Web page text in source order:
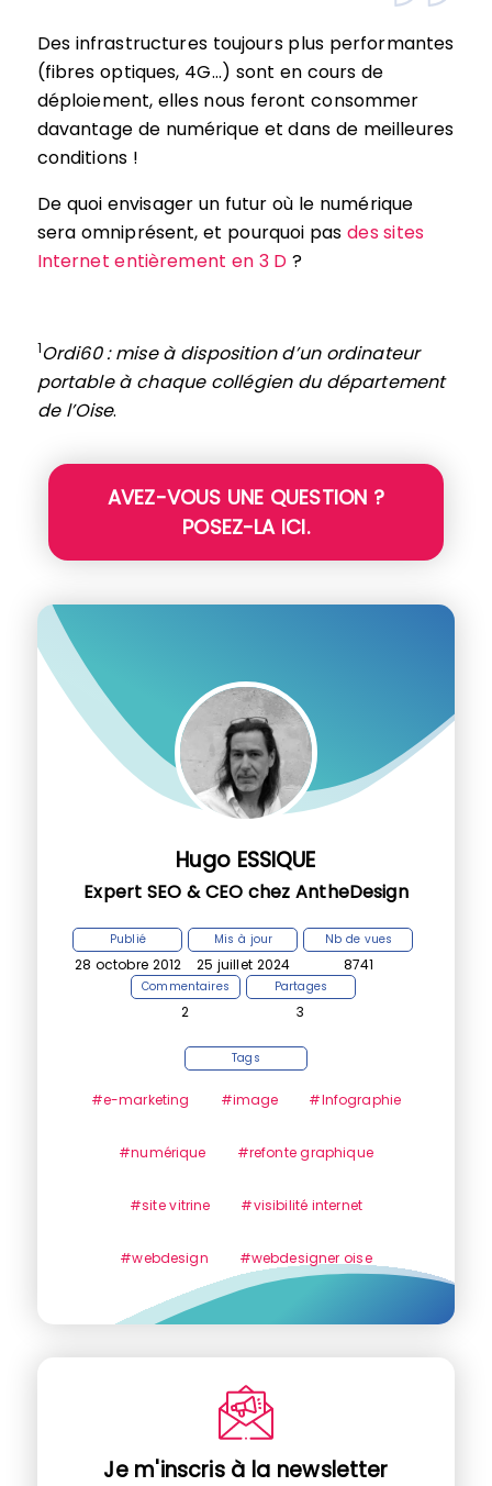
Des infrastructures toujours plus performantes
(fibres optiques, 4G…) sont en cours de
déploiement, elles nous feront consommer
davantage de numérique et dans de meilleures
conditions !
De quoi envisager un futur où le numérique
sera omniprésent, et pourquoi pasdes sites
Internet entièrement en 3 D ?
1Ordi60 : mise à disposition d’un ordinateur
portable à chaque collégien du département
de l’Oise.
AVEZ-VOUS UNE QUESTION ?
POSEZ-LA ICI.
Hugo ESSIQUE
Expert SEO & CEO chez AntheDesign
Publié
28 octobre 2012
Mis à jour
25 juillet 2024
Nb de vues
8741
Commentaires
2
Partages
3
Tags
#e-marketing #image #Infographie
#numérique #refonte graphique
#site vitrine #visibilité internet
#webdesign #webdesigner oise
Je m'inscris à la newsletter